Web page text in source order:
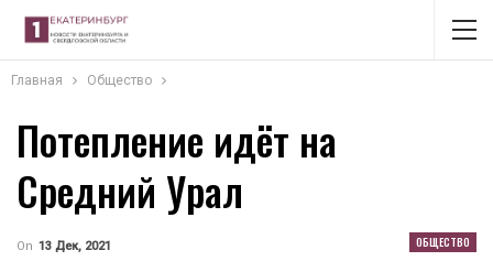
Главная Общество
Потепление идёт на
Средний Урал
ОБЩЕСТВО
On 13 Дек, 2021